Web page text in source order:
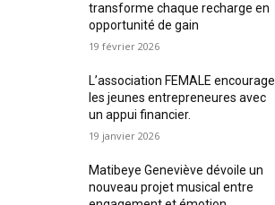
transforme chaque recharge en
opportunité de gain
19 février 2026
L’association FEMALE encourage
les jeunes entrepreneures avec
un appui financier.
19 janvier 2026
Matibeye Geneviève dévoile un
nouveau projet musical entre